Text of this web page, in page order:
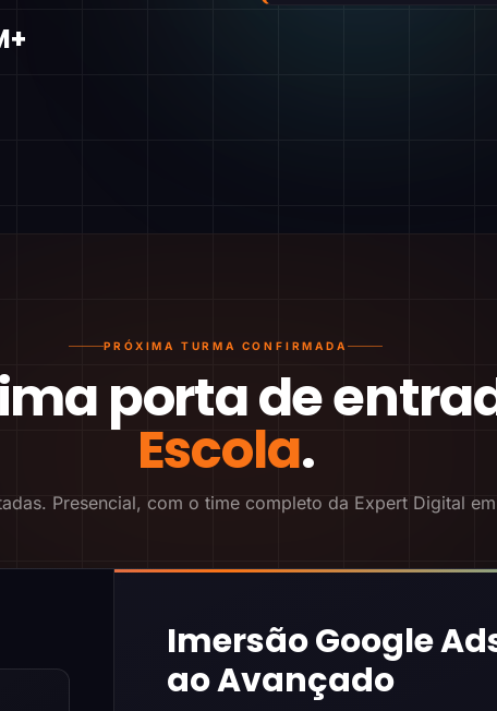
PRÓXIMA TURMA CONFIRMADA
porta de
Escola.
Presencial, com o time completo da Expert Digital
Imersão Google
ao Avançado